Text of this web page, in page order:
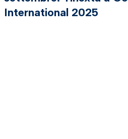
International 2025